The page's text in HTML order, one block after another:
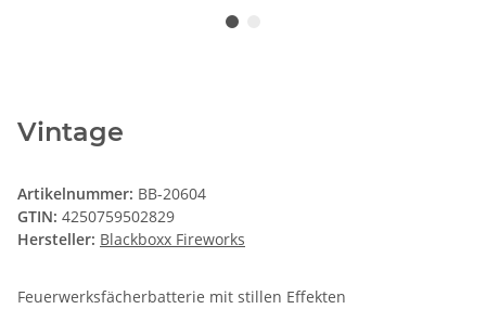
Vintage
Artikelnummer: BB-20604
GTIN: 4250759502829
Hersteller: Blackboxx Fireworks
Feuerwerksfächerbatterie mit stillen Effekten